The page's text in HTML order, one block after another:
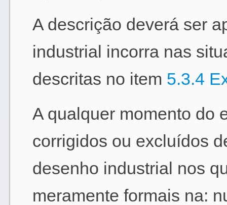
A descrição deverá ser
industrial incorra nas
descritas no item 5.3.4
A qualquer momento do
corrigidos ou excluídos
desenho industrial nos
meramente formais na: